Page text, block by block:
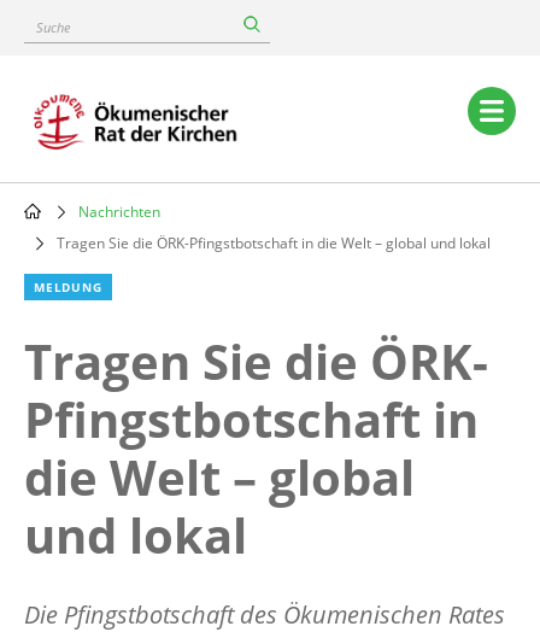
content
Suche
Main
navigation
Breadcrumb
Nachrichten
Tragen Sie die ÖRK-Pfingstbotschaft in die Welt – global und lokal
MELDUNG
Tragen Sie die ÖRK-
Pfingstbotschaft in
die Welt – global
und lokal
Die Pfingstbotschaft des Ökumenischen Rates